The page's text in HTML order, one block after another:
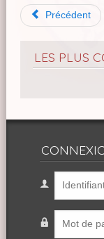
Précédent
LES PLUS